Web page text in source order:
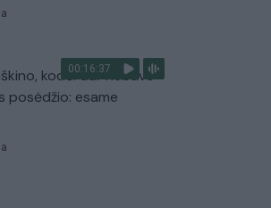
00:16:37
kodėl dar nebuvo
posėdžio: esame